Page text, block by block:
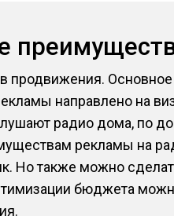
продвижения.
направлено на
радио дома, по
рекламы на
Но также можно
бюджета